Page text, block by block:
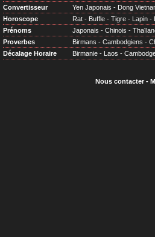
Convertisseur
Yen Japonais - Dong
Horoscope
Rat - Buffle - Tigre - Lapin -
Prénoms
Japonais - Chinois -
Proverbes
Birmans - Cambodgiens -
Décalage Horaire
Birmanie - Laos -
Nous contacter-